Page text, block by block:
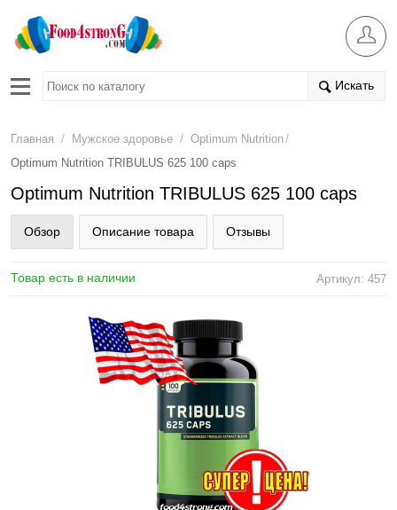
Искать
Главная / Мужское здоровье / Optimum Nutrition/
Optimum Nutrition TRIBULUS 625 100 caps
Optimum Nutrition TRIBULUS 625 100 caps
Обзор Описание товара Отзывы
Товар есть в наличии Артикул: 457